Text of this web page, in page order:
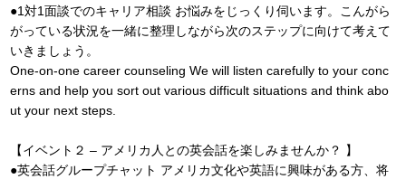
●1対1面談でのキャリア相談 お悩みをじっくり伺います。こんがら
がっている状況を一緒に整理しながら次のステップに向けて考えて
いきましょう。
One-on-one career counseling We will listen carefully to your conc
erns and help you sort out various difficult situations and think abo
ut your next steps.
【イベント２ – アメリカ人との英会話を楽しみませんか？ 】
●英会話グループチャット アメリカ文化や英語に興味がある方、将